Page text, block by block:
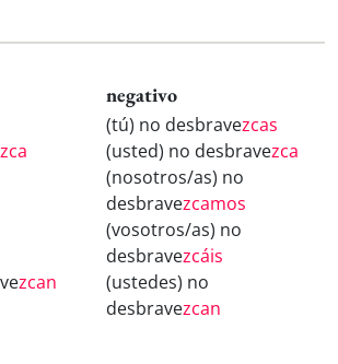
zca
zcan
negativo
(tú) no desbravezcas
(usted) no desbravezca
(nosotros/as) no
desbravezcamos
(vosotros/as) no
desbravezcáis
(ustedes) no
desbravezcan